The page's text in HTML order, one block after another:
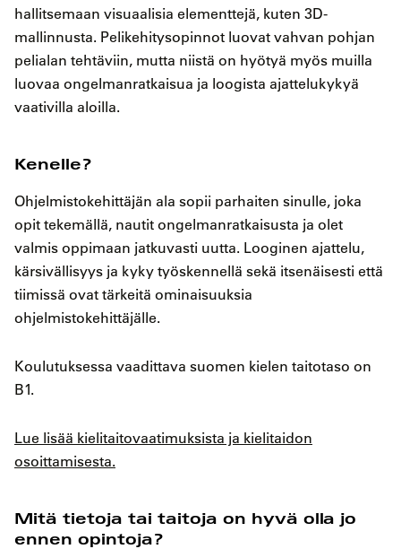
hallitsemaan visuaalisia elementtejä, kuten 3D-
mallinnusta. Pelikehitysopinnot luovat vahvan pohjan
pelialan tehtäviin, mutta niistä on hyötyä myös muilla
luovaa ongelmanratkaisua ja loogista ajattelukykyä
vaativilla aloilla.
Kenelle?
Ohjelmistokehittäjän ala sopii parhaiten sinulle, joka
opit tekemällä, nautit ongelmanratkaisusta ja olet
valmis oppimaan jatkuvasti uutta. Looginen ajattelu,
kärsivällisyys ja kyky työskennellä sekä itsenäisesti että
tiimissä ovat tärkeitä ominaisuuksia
ohjelmistokehittäjälle.
Koulutuksessa vaadittava suomen kielen taitotaso on
B1.
Lue lisää kielitaitovaatimuksista ja kielitaidon
osoittamisesta.
Mitä tietoja tai taitoja on hyvä olla jo
ennen opintoja?